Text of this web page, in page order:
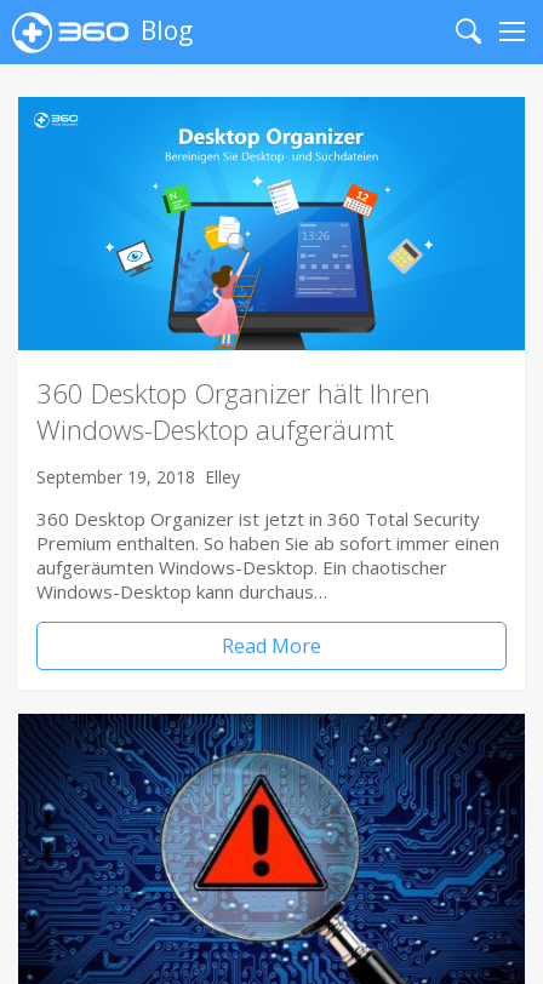
Blog
Search
360 Desktop Organizer hält Ihren
Windows-Desktop aufgeräumt
September 19, 2018 Elley
360 Desktop Organizer ist jetzt in 360 Total Security
Premium enthalten. So haben Sie ab sofort immer einen
aufgeräumten Windows-Desktop. Ein chaotischer
Windows-Desktop kann durchaus…
Read More